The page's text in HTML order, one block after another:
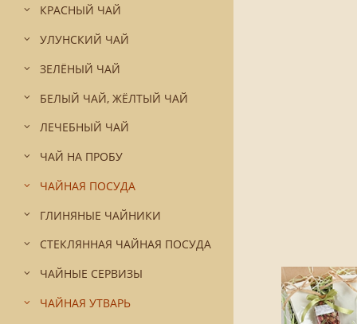
КРАСНЫЙ ЧАЙ
УЛУНСКИЙ ЧАЙ
ЗЕЛЁНЫЙ ЧАЙ
БЕЛЫЙ ЧАЙ, ЖЁЛТЫЙ ЧАЙ
ЛЕЧЕБНЫЙ ЧАЙ
ЧАЙ НА ПРОБУ
ЧАЙНАЯ ПОСУДА
ГЛИНЯНЫЕ ЧАЙНИКИ
СТЕКЛЯННАЯ ЧАЙНАЯ ПОСУДА
ЧАЙНЫЕ СЕРВИЗЫ
ЧАЙНАЯ УТВАРЬ